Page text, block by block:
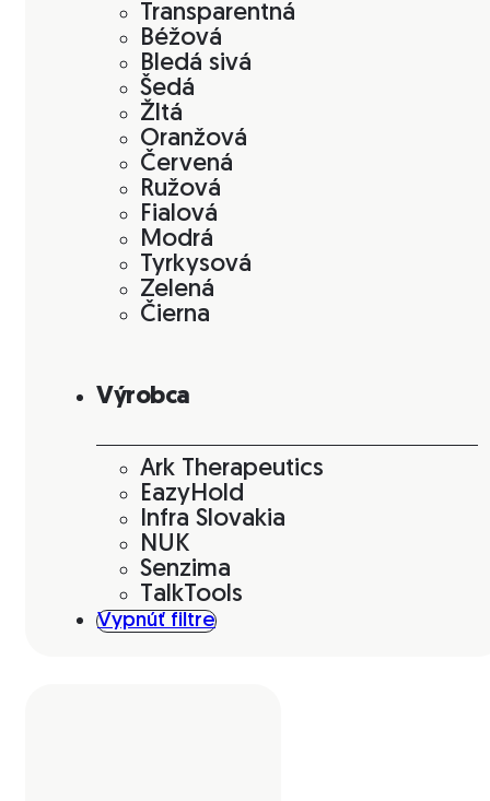
Transparentná
Béžová
Bledá sivá
Šedá
Žltá
Oranžová
Červená
Ružová
Fialová
Modrá
Tyrkysová
Zelená
Čierna
Výrobca
Ark Therapeutics
EazyHold
Infra Slovakia
NUK
Senzima
TalkTools
Vypnúť filtre